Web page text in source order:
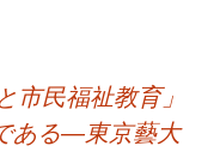
民福祉教育」
ある―東京藝大